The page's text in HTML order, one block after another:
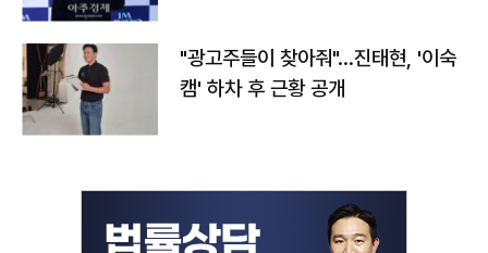
"광고주들이 찾아줘"…진태현, '이숙
캠' 하차 후 근황 공개